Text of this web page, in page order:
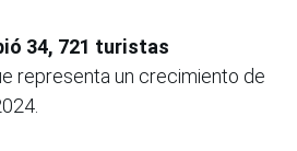
34, 721 turistas
representa un crecimiento de